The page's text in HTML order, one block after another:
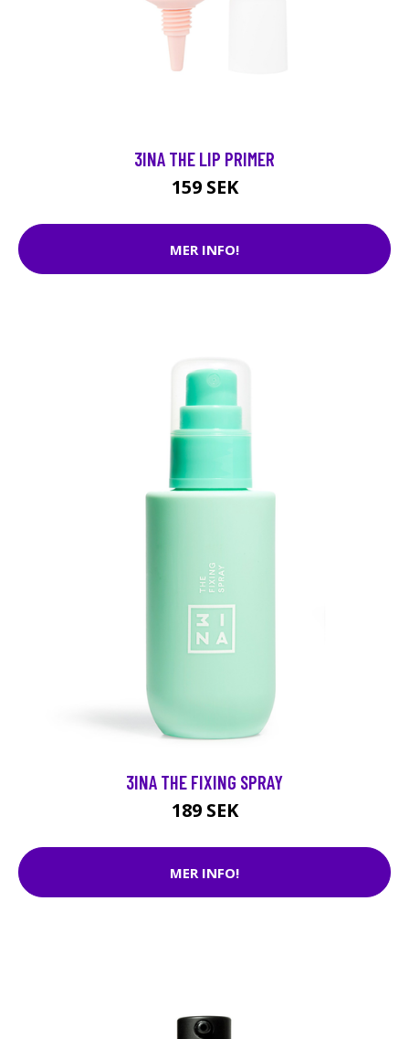
3INA THE LIP PRIMER
159 SEK
MER INFO!
3INA THE FIXING SPRAY
189 SEK
MER INFO!